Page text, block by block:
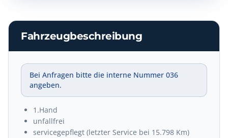
Fahrzeugbeschreibung
Bei Anfragen bitte die interne Nummer 036
angeben.
1.Hand
unfallfrei
servicegepflegt (letzter Service bei 15.798 Km)